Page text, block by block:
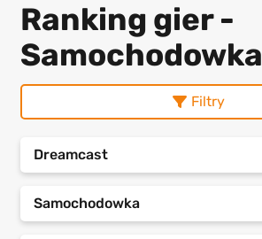
Ranking gier -
Samochodowka
Filtry
Dreamcast
Samochodowka